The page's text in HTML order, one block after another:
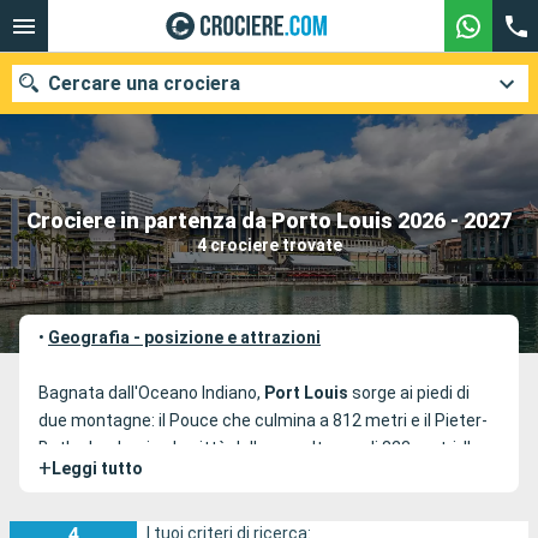
Crociere in partenza da Porto Louis 2026 - 2027
4 crociere trovate
Cercare una crociera
Le nostre destinazioni
Mesi di partenza
Porti Compagnie
Ricerca
• Geografia - posizione e attrazioni
Bagnata dall'Oceano Indiano, Port Louis sorge ai piedi di
due montagne: il Pouce che culmina a 812 metri e il Pieter-
Both che domina la città dalla sua altezza di 823 metri. Il
suo porto è il punto di partenza di numerosi itinerari di
Mauritius dal 1735, Port-Louis è un luogo dove la vita è
+ Leggi tutto
I tuoi criteri di ricerca: